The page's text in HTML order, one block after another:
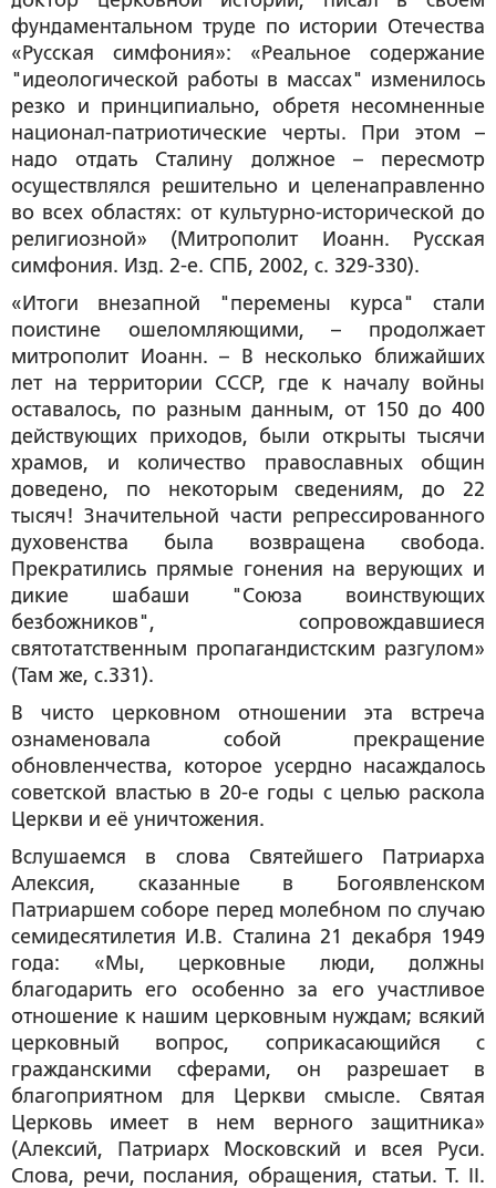
фундаментальном труде по истории Отечества
«Русская симфония»: «Реальное содержание
"идеологической работы в массах" изменилось
резко и принципиально, обретя несомненные
национал-патриотические черты. При этом –
надо отдать Сталину должное – пересмотр
осуществлялся решительно и целенаправленно
во всех областях: от культурно-исторической до
религиозной» (Митрополит Иоанн. Русская
симфония. Изд. 2-е. СПБ, 2002, с. 329-330).
«Итоги внезапной "перемены курса" стали
поистине ошеломляющими, – продолжает
митрополит Иоанн. – В несколько ближайших
лет на территории СССР, где к началу войны
оставалось, по разным данным, от 150 до 400
действующих приходов, были открыты тысячи
храмов, и количество православных общин
доведено, по некоторым сведениям, до 22
тысяч! Значительной части репрессированного
духовенства была возвращена свобода.
Прекратились прямые гонения на верующих и
дикие шабаши "Союза воинствующих
безбожников", сопровождавшиеся
святотатственным пропагандистским разгулом»
(Там же, с.331).
В чисто церковном отношении эта встреча
ознаменовала собой прекращение
обновленчества, которое усердно насаждалось
советской властью в 20-е годы с целью раскола
Церкви и её уничтожения.
Вслушаемся в слова Святейшего Патриарха
Алексия, сказанные в Богоявленском
Патриаршем соборе перед молебном по случаю
семидесятилетия И.В. Сталина 21 декабря 1949
года: «Мы, церковные люди, должны
благодарить его особенно за его участливое
отношение к нашим церковным нуждам; всякий
церковный вопрос, соприкасающийся с
гражданскими сферами, он разрешает в
благоприятном для Церкви смысле. Святая
Церковь имеет в нем верного защитника»
(Алексий, Патриарх Московский и всея Руси.
Слова, речи, послания, обращения, статьи. Т. II.